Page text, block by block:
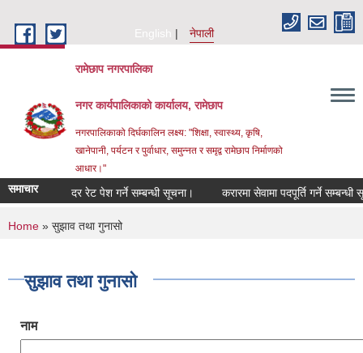
English
नेपाली
रामेछाप नगरपालिका
नगर कार्यपालिकाको कार्यालय, रामेछाप
नगरपालिकाको दिर्घकालिन लक्ष्य: "शिक्षा, स्वास्थ्य, कृषि,
खानेपानी, पर्यटन र पुर्वाधार, समुन्नत र समृद्व रामेछाप निर्माणको
आधार।"
समाचार दर रेट पेश गर्ने सम्बन्धी सूचना। करारमा सेवामा पदपूर्ति गर्ने सम्बन्धी सूचना।
You are here
Home » सुझाव तथा गुनासो
सुझाव तथा गुनासो
नाम